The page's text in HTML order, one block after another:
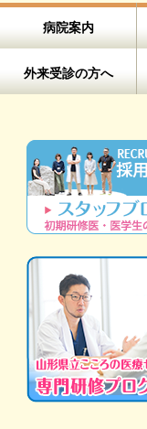
病院案内
外来受診の方へ